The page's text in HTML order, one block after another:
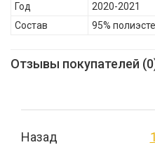
Год
2020-2021
Состав
95%
Отзывы покупателей
Назад 1